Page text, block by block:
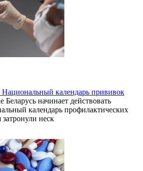
календарь прививок
Беларусь начинает действовать
календарь профилактических
неск